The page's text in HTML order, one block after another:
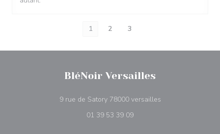
1 2 3
BléNoir Versailles
9 rue de Satory 78000 versailles((abre en una
01 39 53 39 09